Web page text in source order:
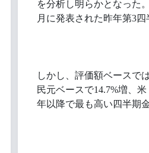
を分析し明らかとなった
月に発表された昨年第3四
しかし、評価額ベースで
民元ベースで14.7%増、
年以降で最も高い四半期